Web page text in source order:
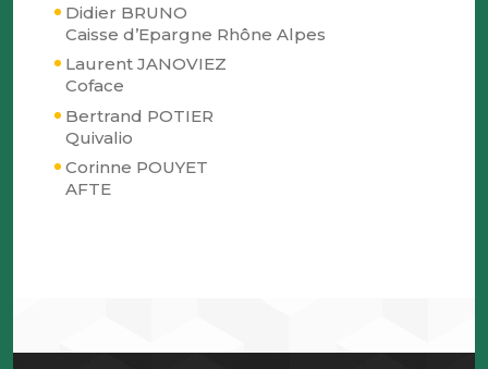
Didier BRUNO
Caisse d’Epargne Rhône Alpes
Laurent JANOVIEZ
Coface
Bertrand POTIER
Quivalio
Corinne POUYET
AFTE